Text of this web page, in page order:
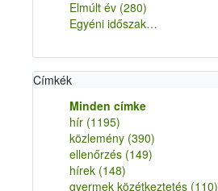
Elmúlt év (280)
Egyéni időszak…
Címkék
Minden címke
hír (1195)
közlemény (390)
ellenőrzés (149)
hírek (148)
gyermek közétkeztetés (110)